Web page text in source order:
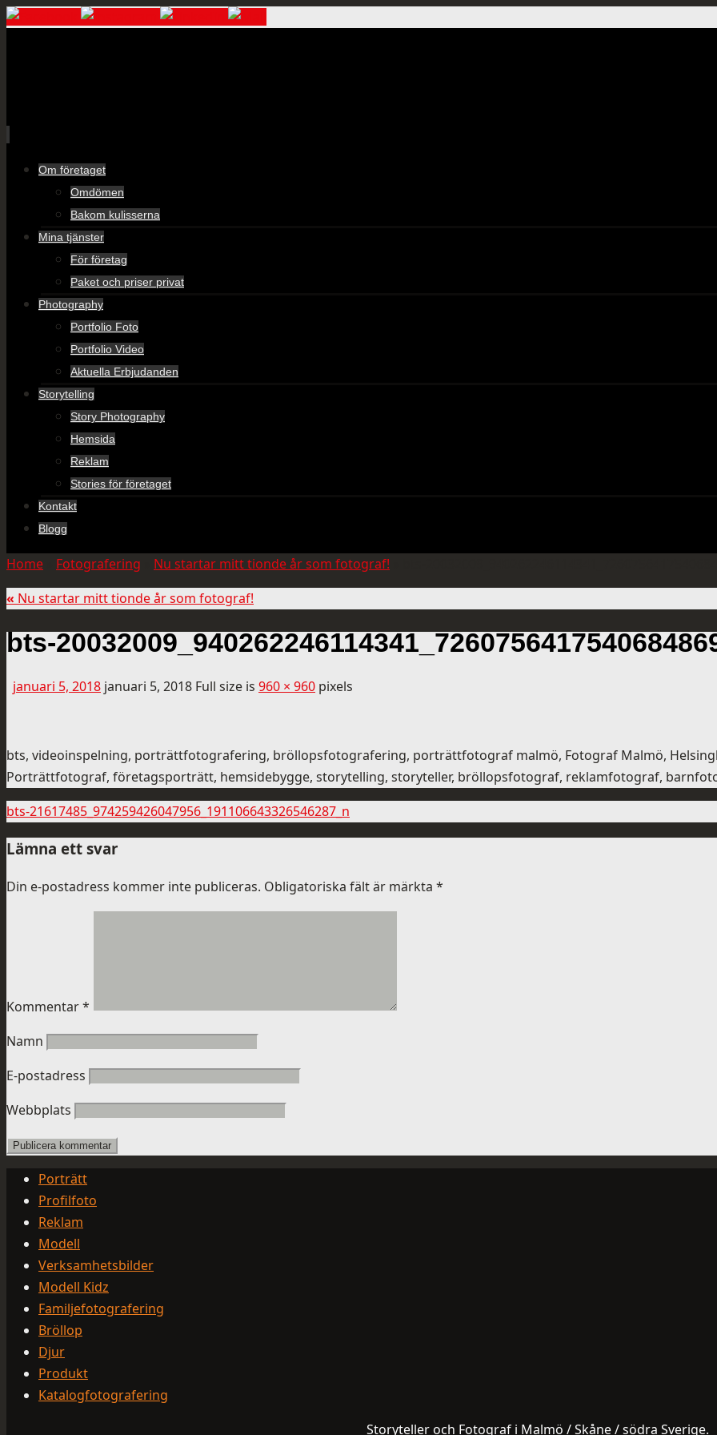
Skip
Om företaget
Omdömen
Bakom kulisserna
Mina tjänster
För företag
Paket och priser privat
Photography
Portfolio Foto
Portfolio Video
Aktuella Erbjudanden
Storytelling
Story Photography
Hemsida
Reklam
Stories för företaget
Kontakt
Blogg
Home Fotografering Nu startar mitt tionde år som fotograf!
« Nu startar mitt tionde år som fotograf!
bts-
januari 5, 2018 januari 5, 2018 Full size is 960 × 960 pixels
bts, videoinspelning, porträttfotografering, bröllopsfotografering, porträttfotograf malmö, Fotograf Malmö,
Porträttfotograf, företagsporträtt, hemsidebygge, storytelling, storyteller, bröllopsfotograf, reklamfotograf,
bts-21617485_974259426047956_191106643326546287_n
Lämna ett svar
Din e-postadress kommer inte publiceras. Obligatoriska fält är märkta *
Kommentar*
Namn
E-postadress
Webbplats
Porträtt
Profilfoto
Reklam
Modell
Verksamhetsbilder
Modell Kidz
Familjefotografering
Bröllop
Djur
Produkt
Katalogfotografering
Storyteller och Fotograf i Malmö / Skåne / södra Sverige.